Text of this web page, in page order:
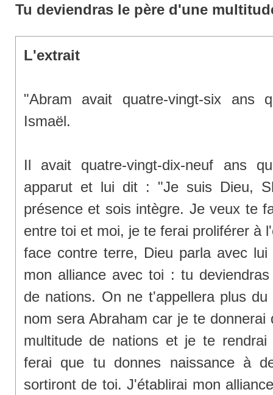
Tu deviendras le père d'une
L'extrait
"Abram avait quatre-vingt-six ans
Ismaël.
Il avait quatre-vingt-dix-neuf ans
apparut et lui dit : "Je suis Dieu,
présence et sois intègre. Je veux te
entre toi et moi, je te ferai proliférer à
face contre terre, Dieu parla avec
mon alliance avec toi : tu
de nations. On ne t'appellera plus
nom sera Abraham car je te
multitude de nations et je te
ferai que tu donnes naissance à
sortiront de toi. J'établirai mon